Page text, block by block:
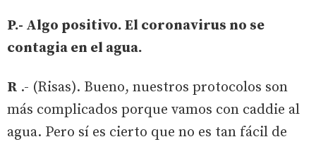
P.- Algo positivo. El coronavirus no se
contagia en el agua.
R .- (Risas). Bueno, nuestros protocolos son
más complicados porque vamos con caddie al
agua. Pero sí es cierto que no es tan fácil de